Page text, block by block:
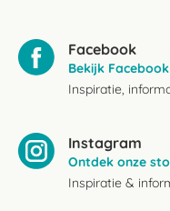
Facebook
Bekijk Facebook
Inspiratie,
Instagram
Ontdek onze
Inspiratie &